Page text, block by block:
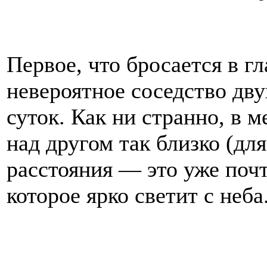
Первое, что бросается в
невероятное соседство
суток. Как ни странно, в
над другом так близко
расстояния — это уже
которое ярко светит с